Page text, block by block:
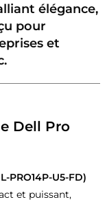
élégance,
pour
et
Dell Pro
PRO14P-U5-FD)
et puissant,